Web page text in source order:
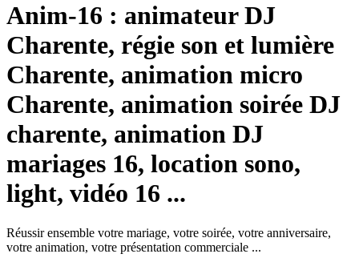
Anim-16 : animateur DJ
Charente, régie son et lumière
Charente, animation micro
Charente, animation soirée DJ
charente, animation DJ
mariages 16, location sono,
light, vidéo 16 ...
Réussir ensemble votre mariage, votre soirée, votre anniversaire,
votre animation, votre présentation commerciale ...